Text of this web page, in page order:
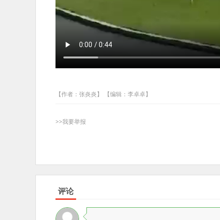
【作者：张炎炎】 【编辑：李卓卓】
>>我要举报
评论